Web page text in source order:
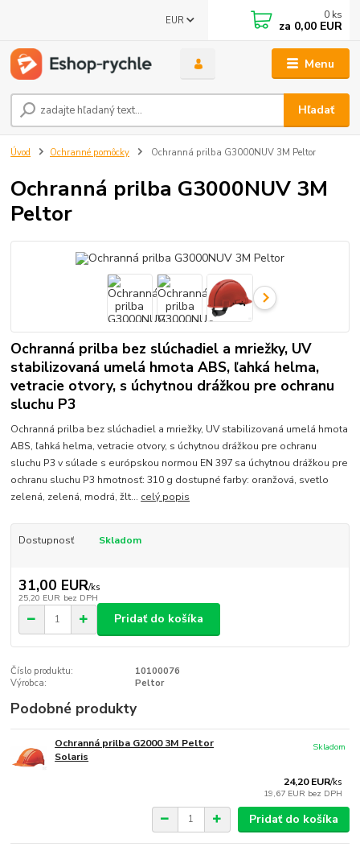
Menu
EUR
Hľadať
0 ks
za 0,00 EUR
Úvod Ochranné pomôcky Ochranná prilba G3000NUV 3M Peltor
Ochranná prilba G3000NUV 3M
Peltor
Ochranná prilba bez slúchadiel a mriežky, UV
stabilizovaná umelá hmota ABS, ľahká helma,
vetracie otvory, s úchytnou drážkou pre ochranu
sluchu P3
Ochranná prilba bez slúchadiel a mriežky, UV stabilizovaná umelá hmota
ABS, ľahká helma, vetracie otvory, s úchytnou drážkou pre ochranu
sluchu P3 v súlade s európskou normou EN 397 sa úchytnou drážkou pre
ochranu sluchu P3 hmotnosť: 310 g dostupné farby: oranžová, svetlo
zelená, zelená, modrá, žlt... celý popis
Dostupnosť Skladom
31,00 EUR/ks
25,20 EUR bez DPH
Pridať do košíka
Číslo produktu:
10100076
Výrobca:
Peltor
Podobné produkty
Ochranná prilba G2000 3M Peltor
Solaris
24,20 EUR/ks
19,67 EUR bez DPH
Skladom
Pridať do košíka